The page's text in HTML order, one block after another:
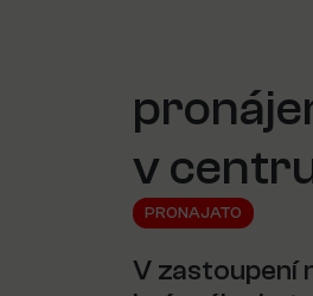
v
PRONAJATO
V zastoupení